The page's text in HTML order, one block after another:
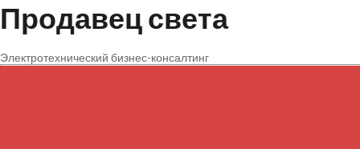
Продавец света
Электротехнический бизнес-консалтинг